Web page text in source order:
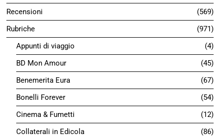
Recensioni
569
Rubriche
971
Appunti di viaggio
4
BD Mon Amour
45
Benemerita Eura
67
Bonelli Forever
54
Cinema & Fumetti
12
Collaterali in Edicola
86